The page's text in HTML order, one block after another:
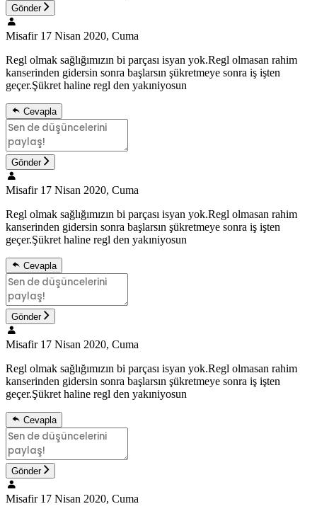
Gönder
Misafir 17 Nisan 2020, Cuma
Regl olmak sağlığımızın bi parçası isyan yok.Regl olmasan rahim
kanserinden gidersin sonra başlarsın şükretmeye sonra iş işten
geçer.Şükret haline regl den yakıniyosun
Cevapla
Gönder
Misafir 17 Nisan 2020, Cuma
Regl olmak sağlığımızın bi parçası isyan yok.Regl olmasan rahim
kanserinden gidersin sonra başlarsın şükretmeye sonra iş işten
geçer.Şükret haline regl den yakıniyosun
Cevapla
Gönder
Misafir 17 Nisan 2020, Cuma
Regl olmak sağlığımızın bi parçası isyan yok.Regl olmasan rahim
kanserinden gidersin sonra başlarsın şükretmeye sonra iş işten
geçer.Şükret haline regl den yakıniyosun
Cevapla
Gönder
Misafir 17 Nisan 2020, Cuma